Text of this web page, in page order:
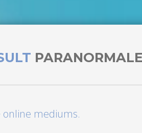
mediums.